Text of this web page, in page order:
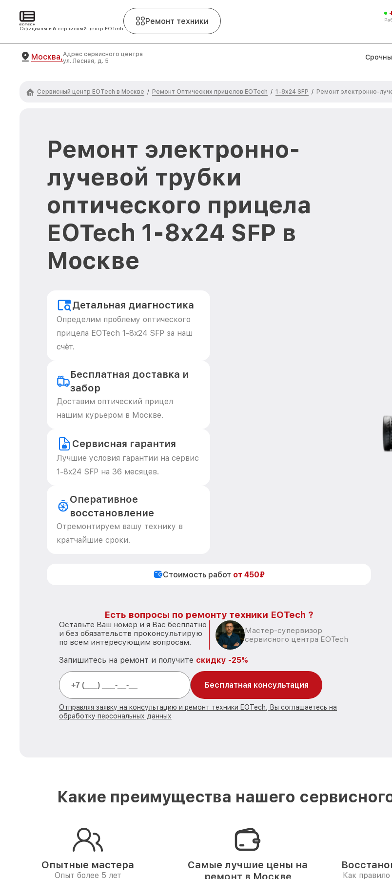
Официальный сервисный центр EOTech
Ремонт техники
Москва,Адрес сервисного центра
ул. Лесная, д. 5
Сервисный центр EOTech в Москве / Ремонт Оптических прицелов EOTech / 1-8x24 SFP / Ремонт электронно-
Ремонт электронно-
лучевой трубки
оптического прицела
EOTech 1-8x24 SFP в
Москве
Детальная диагностика
Определим проблему оптического
прицела EOTech 1-8x24 SFP за наш
счёт.
Бесплатная доставка и
забор
Доставим оптический прицел
нашим курьером в Москве.
Сервисная гарантия
Лучшие условия гарантии на сервис
1-8x24 SFP на 36 месяцев.
Оперативное
восстановление
Отремонтируем вашу технику в
кратчайшие сроки.
Стоимость работ от 450₽
Есть вопросы по ремонту техники EOTech ?
Оставьте Ваш номер и я Вас бесплатно
и без обязательств проконсультирую
по всем интересующим вопросам.
Мастер-супервизор
сервисного центра EOTech
Запишитесь на ремонт и получите скидку -25%
Бесплатная консультация
Отправляя заявку на консультацию и ремонт техники EOTech, Вы соглашаетесь на
обработку персональных данных
Какие преимущества нашего
Опытные мастера
Опыт более 5 лет
Самые лучшие цены на
ремонт в Москве
Как